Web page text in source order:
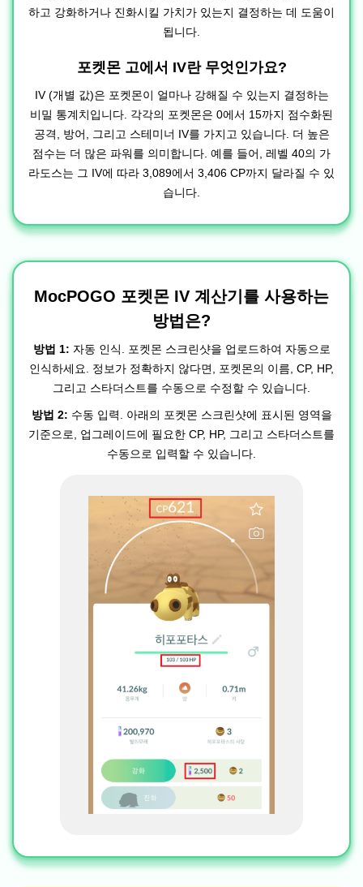
하고 강화하거나 진화시킬 가치가 있는지 결정하는 데 도움이
됩니다.
포켓몬 고에서 IV란 무엇인가요?
IV (개별 값)은 포켓몬이 얼마나 강해질 수 있는지 결정하는
비밀 통계치입니다. 각각의 포켓몬은 0에서 15까지 점수화된
공격, 방어, 그리고 스테미너 IV를 가지고 있습니다. 더 높은
점수는 더 많은 파워를 의미합니다. 예를 들어, 레벨 40의 가
라도스는 그 IV에 따라 3,089에서 3,406 CP까지 달라질 수 있
습니다.
MocPOGO 포켓몬 IV 계산기를 사용하는
방법은?
방법 1: 자동 인식. 포켓몬 스크린샷을 업로드하여 자동으로
인식하세요. 정보가 정확하지 않다면, 포켓몬의 이름, CP, HP,
그리고 스타더스트를 수동으로 수정할 수 있습니다.
방법 2: 수동 입력. 아래의 포켓몬 스크린샷에 표시된 영역을
기준으로, 업그레이드에 필요한 CP, HP, 그리고 스타더스트를
수동으로 입력할 수 있습니다.